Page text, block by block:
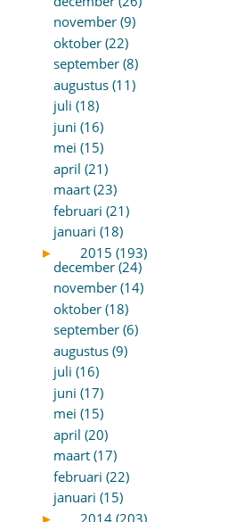
november (9)
oktober (22)
september (8)
augustus (11)
juli (18)
juni (16)
mei (15)
april (21)
maart (23)
februari (21)
januari (18)
►
2015 (193)
december (24)
november (14)
oktober (18)
september (6)
augustus (9)
juli (16)
juni (17)
mei (15)
april (20)
maart (17)
februari (22)
januari (15)
►
2014 (203)